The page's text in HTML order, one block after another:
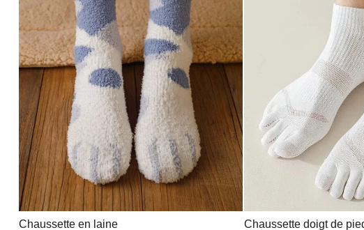
Chaussette en laine
Chaussette doigt de